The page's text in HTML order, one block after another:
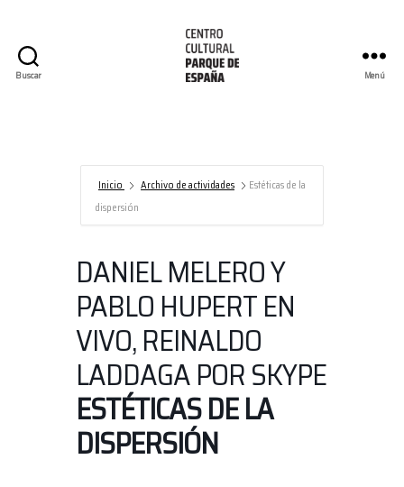
Buscar
España/AECID
Menú
Inicio Archivo de actividades
Estéticas de la
dispersión
DANIEL MELERO Y
PABLO HUPERT EN
VIVO, REINALDO
LADDAGA POR SKYPE
ESTÉTICAS DE LA
DISPERSIÓN